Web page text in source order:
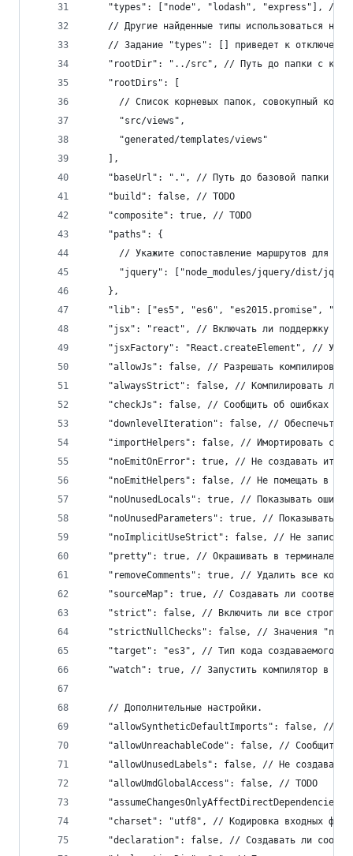
"types": ["node", "lodash", "express"], //
// Другие найденные типы использоваться не
// Задание "types": [] приведет к
"rootDir": "../src", // Путь до папки с
    "rootDirs": [
// Список корневых папок, совокупный
      "src/views",
      "generated/templates/views"
    ],
"baseUrl": ".", // Путь до базовой папки
    "build": false, // TODO
    "composite": true, // TODO
    "paths": {
// Укажите сопоставление маршрутов для
"jquery": ["node_modules/jquery/dist/
    },
"lib": ["es5", "es6", "es2015.promise",
"jsx": "react", // Включать ли поддержку
"jsxFactory": "React.createElement", //
"allowJs": false, // Разрешать
"alwaysStrict": false, // Компилировать ли
"checkJs": false, // Сообщить об ошибках в
"downlevelIteration": false, // Обеспечьте
"importHelpers": false, // Имортировать
"noEmitOnError": true, // Не создавать
"noEmitHelpers": false, // Не помещать в
"noUnusedLocals": true, // Показывать
"noUnusedParameters": true, // Показывать
"noImplicitUseStrict": false, // Не
"pretty": true, // Окрашивать в терминале
"removeComments": true, // Удалить все
"sourceMap": true, // Создавать ли
"strict": false, // Включить ли все строги
"strictNullChecks": false, // Значения
"target": "es3", // Тип кода создаваемого
"watch": true, // Запустить компилятор в
    // Дополнительные настройки.
"allowSyntheticDefaultImports": false, //
"allowUnreachableCode": false, // Сообщить
"allowUnusedLabels": false, // Не
    "allowUmdGlobalAccess": false, // TODO
"charset": "utf8", // Кодировка входных
"declaration": false, // Создавать ли